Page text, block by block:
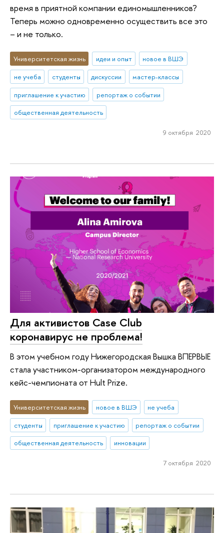
время в приятной компании единомышленников?
Теперь можно одновременно осуществить все это
– и не только.
Университетская жизнь идеи и опыт
новое в ВШЭ
не учеба
студенты дискуссии
мастер-классы
приглашение к участию
репортаж о событии
общественная деятельность
9 октября 2020
Для активистов Case Club
коронавирус не проблема!
В этом учебном году Нижегородская Вышка ВПЕРВЫЕ
стала участником-организатором международного
кейс-чемпионата от Hult Prize.
Университетская жизнь новое в ВШЭ
не учеба
студенты
приглашение к участию
репортаж о событии
общественная деятельность
инновации
7 октября 2020